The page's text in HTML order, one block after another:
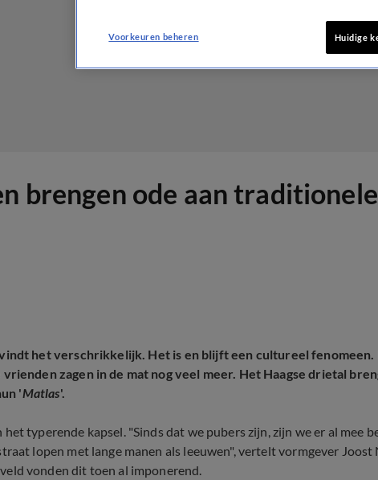
brengen ode aan
het verschrikkelijk. Het is en blijft een cultureel
zagen in de mat nog veel meer. Het Haagse drietal
'Matlas'.
typerende kapsel. "Sinds dat we pubers zijn, zijn we er al mee
lopen met lange manen als leeuwen", vertelt vormgever Joost
vonden dit toen al imponerend.
Voorkeuren beheren Huidige